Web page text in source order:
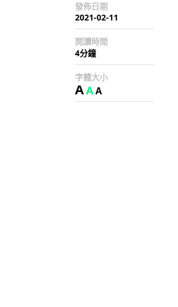
發佈日期
2021-02-11
閱讀時間
4分鐘
字體大小
AAA